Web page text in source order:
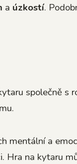
a úzkostí.
společně s
mentální a
Hra na kytaru